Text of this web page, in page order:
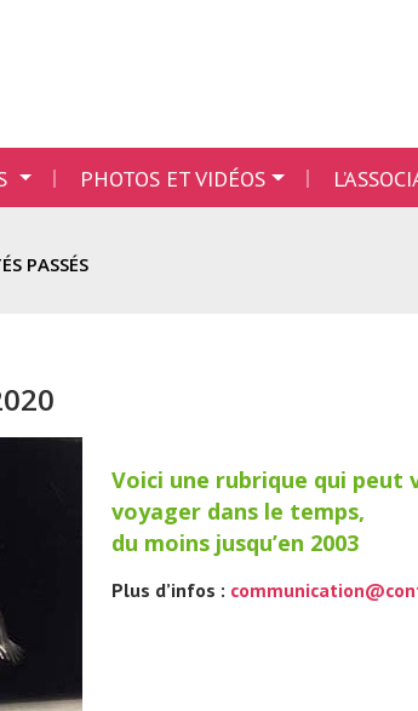
PHOTOS ET VIDÉOS
PASSÉS
Voici une rubrique qui peut
voyager dans le temps,
du moins jusqu’en 2003
Plus d’infos :